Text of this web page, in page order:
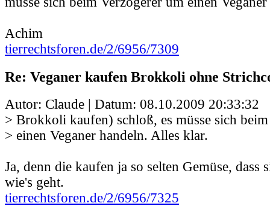
Achim
tierrechtsforen.de/2/6956/7309
Re: Veganer kaufen Brokkoli ohne
Autor: Claude | Datum: 08.10.2009 20:33:32
> Brokkoli kaufen) schloß, es müsse sich
> einen Veganer handeln. Alles klar.
Ja, denn die kaufen ja so selten Gemüse, dass
wie's geht.
tierrechtsforen.de/2/6956/7325